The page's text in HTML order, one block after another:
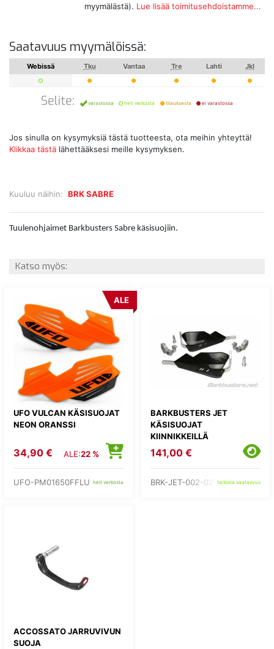
Kuuluu näihin: BRK SABRE
myymälästä). Lue lisää toimitusehdoistamme...
Saatavuus myymälöissä:
Webissä Tku Vantaa Tre Lahti Jkl
Selite: varastossa heti verkosta tilauksesta ei varastossa
Jos sinulla on kysymyksiä tästä tuotteesta, ota meihin yhteyttä!
Klikkaa tästä lähettääksesi meille kysymyksen.
Tuulenohjaimet Barkbusters Sabre käsisuojiin.
Katso myös:
UFO VULCAN KÄSISUOJAT
NEON ORANSSI
ALE
34,90 € ALE:22 %
UFO-PM01650FFLU heti verkosta
BARKBUSTERS JET
KÄSISUOJAT
KIINNIKKEILLÄ
141,00 €
BRK-JET-002-02-BKtarkista saatavuus
ACCOSSATO JARRUVIVUN
SUOJA